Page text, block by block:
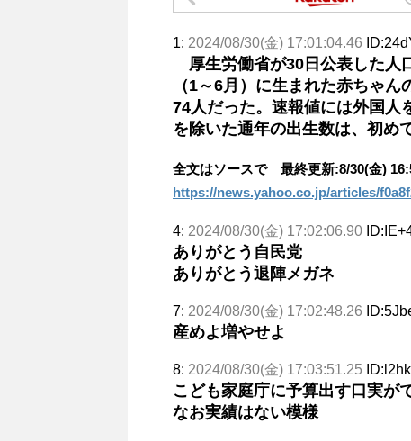
1: 2024/08/30(金) 17:01:04.46
厚生労働省が30日公表した人
（1～6月）に生まれた赤ちゃ
74人だった。速報値には外国人
を除いた通年の出生数は、初め
全文はソースで 最終更新:8/30(金)
https://news.yahoo.co.jp/articles/
4: 2024/08/30(金) 17:02:06.90
ありがとう自民党
ありがとう退陣メガネ
7: 2024/08/30(金) 17:02:48.26
産めよ増やせよ
8: 2024/08/30(金) 17:03:51.25
こども家庭庁に予算出す口実が
なお実績はない模様